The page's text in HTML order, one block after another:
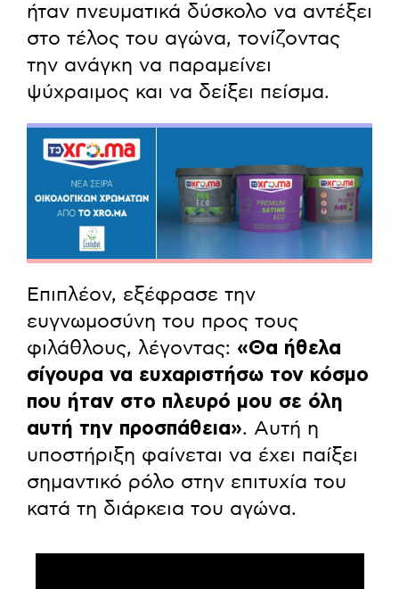
ήταν πνευματικά δύσκολο να αντέξει
στο τέλος του αγώνα, τονίζοντας
την ανάγκη να παραμείνει
ψύχραιμος και να δείξει πείσμα.
Επιπλέον, εξέφρασε την
ευγνωμοσύνη του προς τους
φιλάθλους, λέγοντας: «Θα ήθελα
σίγουρα να ευχαριστήσω τον κόσμο
που ήταν στο πλευρό μου σε όλη
αυτή την προσπάθεια». Αυτή η
υποστήριξη φαίνεται να έχει παίξει
σημαντικό ρόλο στην επιτυχία του
κατά τη διάρκεια του αγώνα.